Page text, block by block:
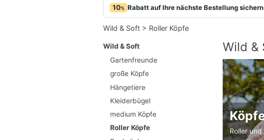
10% Rabatt auf Ihre nächste Bestellung sichern
Wild & Soft > Roller Köpfe
Wild & Soft
Gartenfreunde
große Köpfe
Hängetiere
Kleiderbügel
medium Köpfe
Roller Köpfe
Wild &
Roller